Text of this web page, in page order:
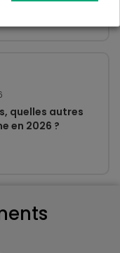
quelles autres
en 2026 ?